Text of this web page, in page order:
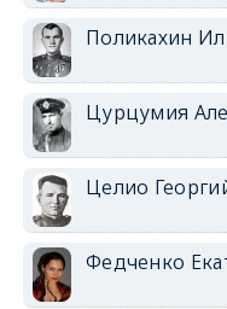
Поликахин
Цурцумия
Целио
Федченко